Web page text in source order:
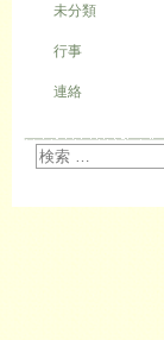
未分類
行事
連絡